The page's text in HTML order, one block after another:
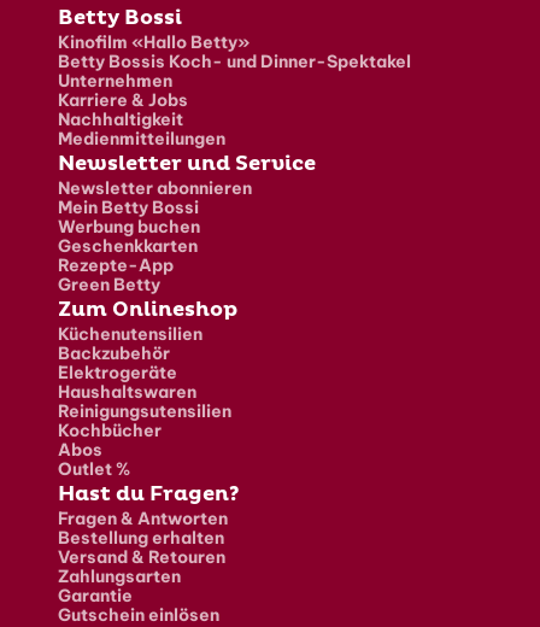
Fusszeile
Betty Bossi
Kinofilm «Hallo Betty»
Betty Bossis Koch- und Dinner-Spektakel
Unternehmen
Karriere & Jobs
Nachhaltigkeit
Medienmitteilungen
Newsletter und Service
Newsletter abonnieren
Mein Betty Bossi
Werbung buchen
Geschenkkarten
Rezepte-App
Green Betty
Zum Onlineshop
Küchenutensilien
Backzubehör
Elektrogeräte
Haushaltswaren
Reinigungsutensilien
Kochbücher
Abos
Outlet %
Hast du Fragen?
Fragen & Antworten
Bestellung erhalten
Versand & Retouren
Zahlungsarten
Garantie
Gutschein einlösen